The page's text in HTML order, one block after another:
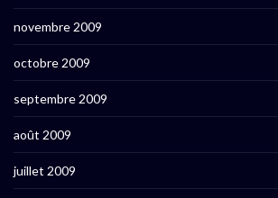
novembre 2009
octobre 2009
septembre 2009
août 2009
juillet 2009